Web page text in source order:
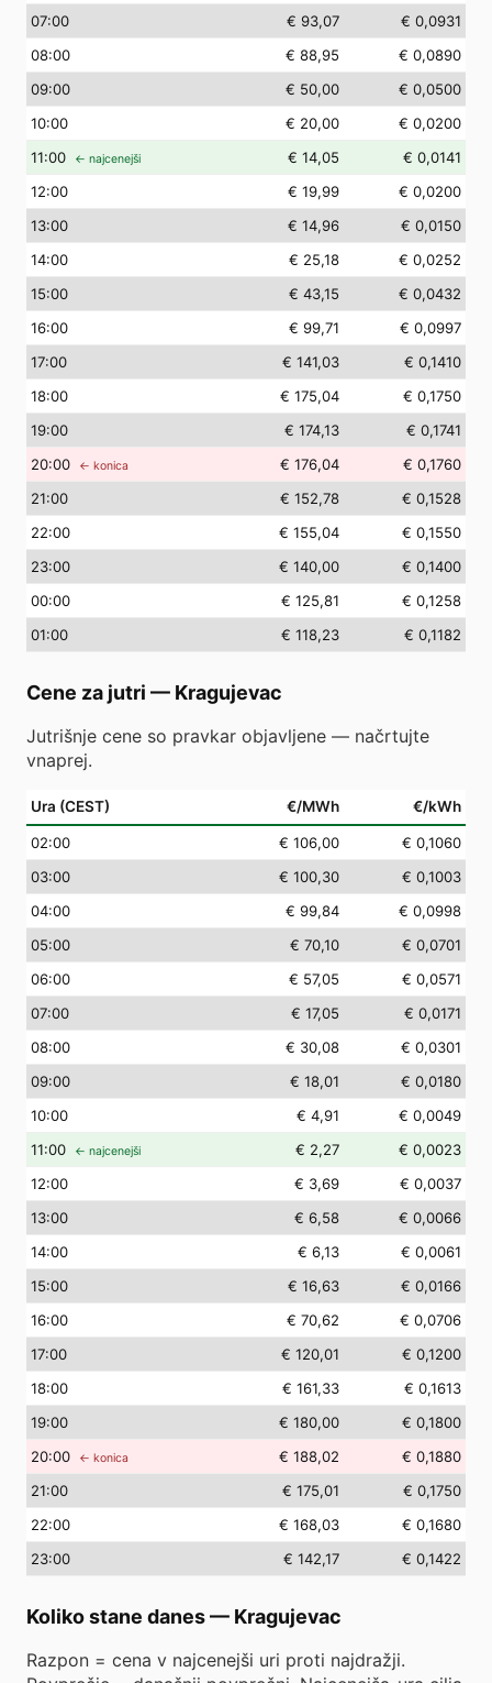
07:00 € 93,07
€ 0,0931
08:00 € 88,95
€ 0,0890
09:00 € 50,00
€ 0,0500
10:00 € 20,00
€ 0,0200
11:00 ← najcenejši € 14,05
€ 0,0141
12:00 € 19,99
€ 0,0200
13:00 € 14,96
€ 0,0150
14:00 € 25,18
€ 0,0252
15:00 € 43,15
€ 0,0432
16:00 € 99,71
€ 0,0997
17:00 € 141,03
€ 0,1410
18:00 € 175,04
€ 0,1750
19:00 € 174,13
€ 0,1741
20:00 ← konica € 176,04
€ 0,1760
21:00 € 152,78
€ 0,1528
22:00 € 155,04
€ 0,1550
23:00 € 140,00
€ 0,1400
00:00 € 125,81
€ 0,1258
01:00 € 118,23 € 0,1182
Cene za jutri — Kragujevac
Jutrišnje cene so pravkar objavljene — načrtujte
vnaprej.
Ura (CEST) €/MWh €/kWh
02:00 € 106,00
€ 0,1060
03:00 € 100,30
€ 0,1003
04:00 € 99,84
€ 0,0998
05:00 € 70,10
€ 0,0701
06:00 € 57,05
€ 0,0571
07:00 € 17,05
€ 0,0171
08:00 € 30,08
€ 0,0301
09:00 € 18,01
€ 0,0180
10:00 € 4,91
€ 0,0049
11:00 ← najcenejši € 2,27
€ 0,0023
12:00 € 3,69
€ 0,0037
13:00 € 6,58
€ 0,0066
14:00 € 6,13
€ 0,0061
15:00 € 16,63
€ 0,0166
16:00 € 70,62
€ 0,0706
17:00 € 120,01
€ 0,1200
18:00 € 161,33
€ 0,1613
19:00 € 180,00
€ 0,1800
20:00 ← konica € 188,02
€ 0,1880
21:00 € 175,01
€ 0,1750
22:00 € 168,03
€ 0,1680
23:00 € 142,17 € 0,1422
Koliko stane danes— Kragujevac
Razpon = cena v najcenejši uri proti najdražji.